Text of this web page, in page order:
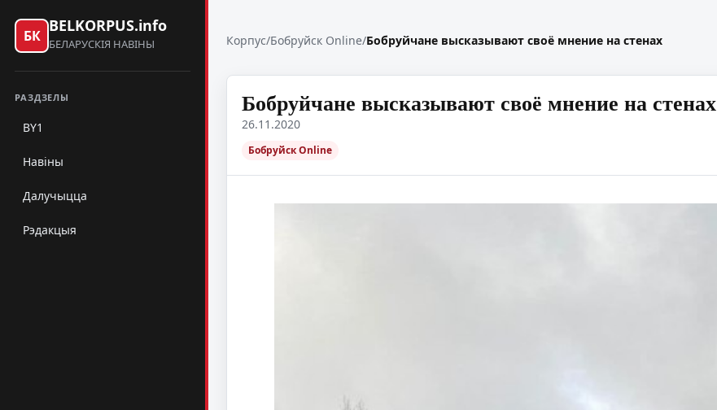
БК
BELKORPUS.info
БЕЛАРУСКІЯ НАВІНЫ
РАЗДЗЕЛЫ
BY1
Навіны
Далучыцца
Рэдакцыя
Корпус/Бобруйск Online/Бобруйчане высказывают своё мнение на стенах
Бобруйчане высказывают своё мнение на стенах
26.11.2020
Бобруйск Online